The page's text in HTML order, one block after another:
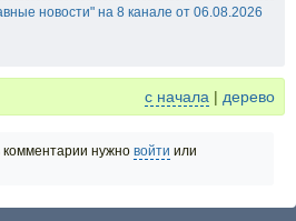
новости" на 8 канале от 06.08.2026
с начала | дерево
комментарии нужно войти или